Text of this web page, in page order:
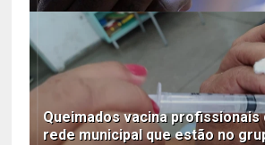
Queimados vacina profissionais
rede municipal que estão no